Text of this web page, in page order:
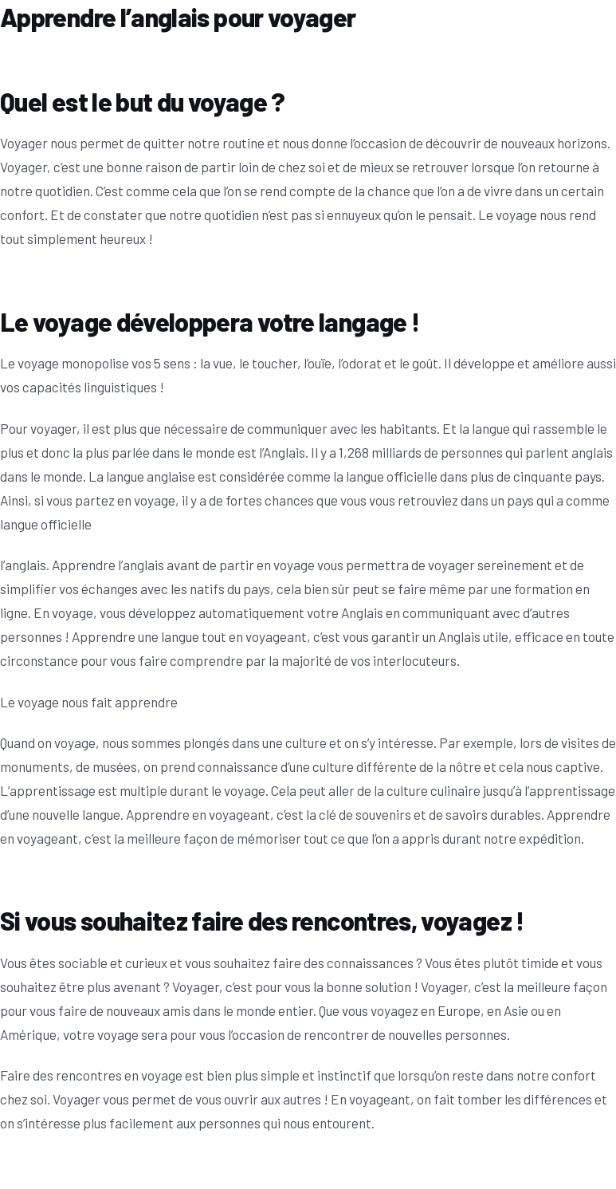
Apprendre l’anglais pour voyager
Quel est le but du voyage ?
Voyager nous permet de quitter notre routine et nous donne l’occasion de découvrir de nouveaux horizons.
Voyager, c’est une bonne raison de partir loin de chez soi et de mieux se retrouver lorsque l’on retourne à
notre quotidien. C’est comme cela que l’on se rend compte de la chance que l’on a de vivre dans un certain
confort. Et de constater que notre quotidien n’est pas si ennuyeux qu’on le pensait. Le voyage nous rend
tout simplement heureux !
Le voyage développera votre langage !
Le voyage monopolise vos 5 sens : la vue, le toucher, l’ouïe, l’odorat et le goût. Il développe et améliore aussi
vos capacités linguistiques !
Pour voyager, il est plus que nécessaire de communiquer avec les habitants. Et la langue qui rassemble le
plus et donc la plus parlée dans le monde est l’Anglais. Il y a 1,268 milliards de personnes qui parlent anglais
dans le monde. La langue anglaise est considérée comme la langue officielle dans plus de cinquante pays.
Ainsi, si vous partez en voyage, il y a de fortes chances que vous vous retrouviez dans un pays qui a comme
langue officielle
l’anglais. Apprendre l’anglais avant de partir en voyage vous permettra de voyager sereinement et de
simplifier vos échanges avec les natifs du pays, cela bien sûr peut se faire même par une formation en
ligne. En voyage, vous développez automatiquement votre Anglais en communiquant avec d’autres
personnes ! Apprendre une langue tout en voyageant, c’est vous garantir un Anglais utile, efficace en toute
circonstance pour vous faire comprendre par la majorité de vos interlocuteurs.
Le voyage nous fait apprendre
Quand on voyage, nous sommes plongés dans une culture et on s’y intéresse. Par exemple, lors de visites de
monuments, de musées, on prend connaissance d’une culture différente de la nôtre et cela nous captive.
L’apprentissage est multiple durant le voyage. Cela peut aller de la culture culinaire jusqu’à l’apprentissage
d’une nouvelle langue. Apprendre en voyageant, c’est la clé de souvenirs et de savoirs durables. Apprendre
en voyageant, c’est la meilleure façon de mémoriser tout ce que l’on a appris durant notre expédition.
Si vous souhaitez faire des rencontres, voyagez !
Vous êtes sociable et curieux et vous souhaitez faire des connaissances ? Vous êtes plutôt timide et vous
souhaitez être plus avenant ? Voyager, c’est pour vous la bonne solution ! Voyager, c’est la meilleure façon
pour vous faire de nouveaux amis dans le monde entier. Que vous voyagez en Europe, en Asie ou en
Amérique, votre voyage sera pour vous l’occasion de rencontrer de nouvelles personnes.
Faire des rencontres en voyage est bien plus simple et instinctif que lorsqu’on reste dans notre confort
chez soi. Voyager vous permet de vous ouvrir aux autres ! En voyageant, on fait tomber les différences et
on s’intéresse plus facilement aux personnes qui nous entourent.